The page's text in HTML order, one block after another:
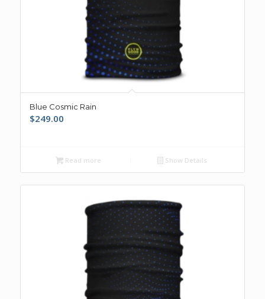
Blue Cosmic Rain
$249.00
Read more Show Details